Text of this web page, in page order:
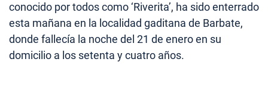
conocido por todos como ‘Riverita’, ha sido enterrado
esta mañana en la localidad gaditana de Barbate,
donde fallecía la noche del 21 de enero en su
domicilio a los setenta y cuatro años.